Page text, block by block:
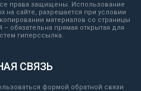
права защищены. Использование
сайте, разрешается при условии
материалов со страницы
– обязательна прямая открытая для
гиперссылка.
СВЯЗЬ
формой обратной связи